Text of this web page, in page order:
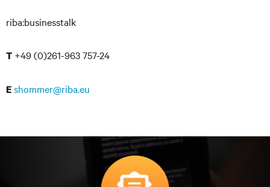
riba:businesstalk
T +49 (0)261-963 757-24
Eshommer@riba.eu